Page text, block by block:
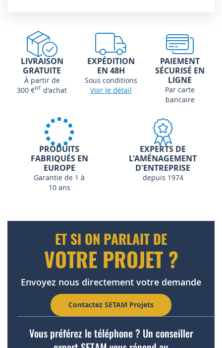
LIVRAISON
GRATUITE
À partir de
300 €HT d'achat
EXPÉDITION
EN 48H
Sous conditions
Voir le détail
PAIEMENT
SÉCURISÉ EN
LIGNE
Par carte
bancaire
PRODUITS
FABRIQUÉS EN
EUROPE
Garantie de 1 à
10 ans
EXPERTS DE
L'AMÉNAGEMENT
D'ENTREPRISE
depuis 1974
ET SI ON PARLAIT DE
VOTRE PROJET ?
Envoyez nous directement votre demande
Contactez SETAM Projets
Vous préférez le téléphone ? Un conseiller